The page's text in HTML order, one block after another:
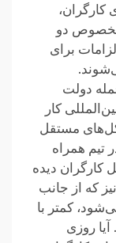
کارگران،
بخصوص دو
الزامات برای
دولت
کار
مستقل
تیم همراه
کارگران دیده
که از جانب
کمتر با
روزی